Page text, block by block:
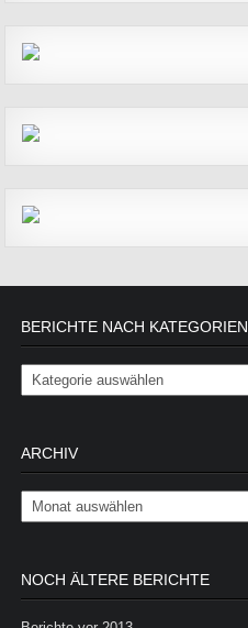
BERICHTE NACH KATEGORIEN
Berichte nach Kategorien
ARCHIV
Archiv
NOCH ÄLTERE BERICHTE